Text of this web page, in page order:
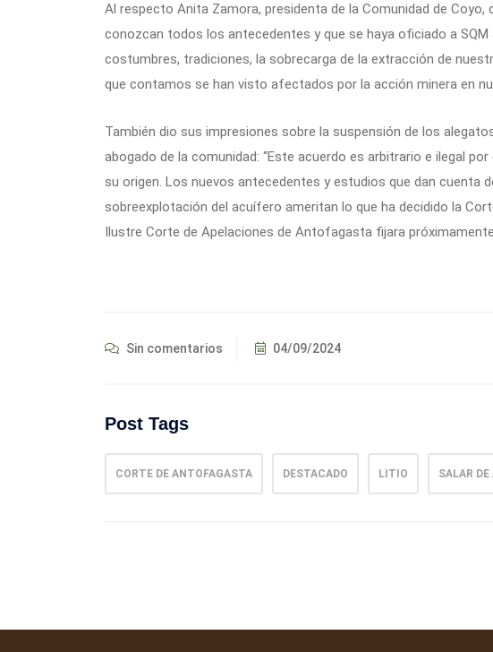
Al respecto Anita Zamora, presidenta de la Comunidad de
conozcan todos los antecedentes y que se haya oficiado a
costumbres, tradiciones, la sobrecarga de la extracción de
que contamos se han visto afectados por la acción minera en
También dio sus impresiones sobre la suspensión de los
abogado de la comunidad: “Este acuerdo es arbitrario e ilegal
su origen. Los nuevos antecedentes y estudios que dan cuenta
sobreexplotación del acuífero ameritan lo que ha decidido la
Ilustre Corte de Apelaciones de Antofagasta fijara
Sin comentarios 04/09/2024
Post Tags
CORTE DE ANTOFAGASTA DESTACADO LITIO SALAR